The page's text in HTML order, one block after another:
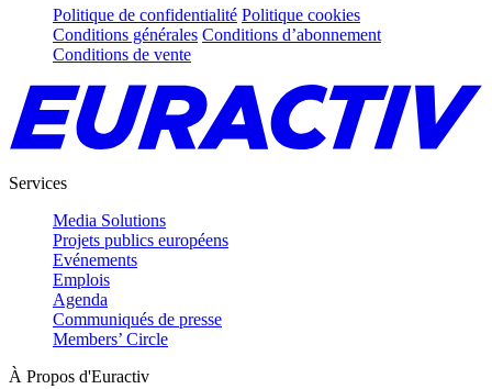
Politique de confidentialité Politique cookies
Conditions générales Conditions d’abonnement
Conditions de vente
Services
Media Solutions
Projets publics européens
Evénements
Emplois
Agenda
Communiqués de presse
Members’ Circle
À Propos d'Euractiv